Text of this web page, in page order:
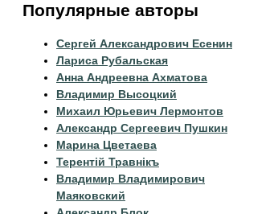
Популярные авторы
Сергей Александрович Есенин
Лариса Рубальская
Анна Андреевна Ахматова
Владимир Высоцкий
Михаил Юрьевич Лермонтов
Александр Сергеевич Пушкин
Марина Цветаева
Терентiй Травнiкъ
Владимир Владимирович
Маяковский